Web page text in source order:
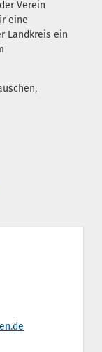
Verein
eine
Landkreis ein